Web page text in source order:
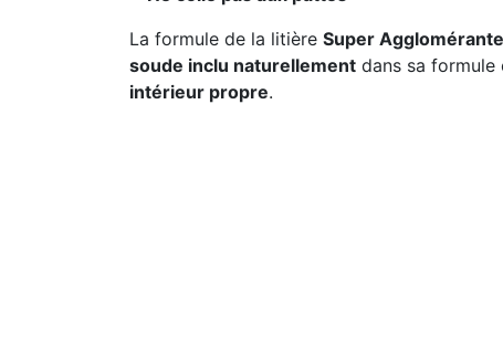
La formule de la litière Super
soude inclu naturellement dans sa
intérieur propre.